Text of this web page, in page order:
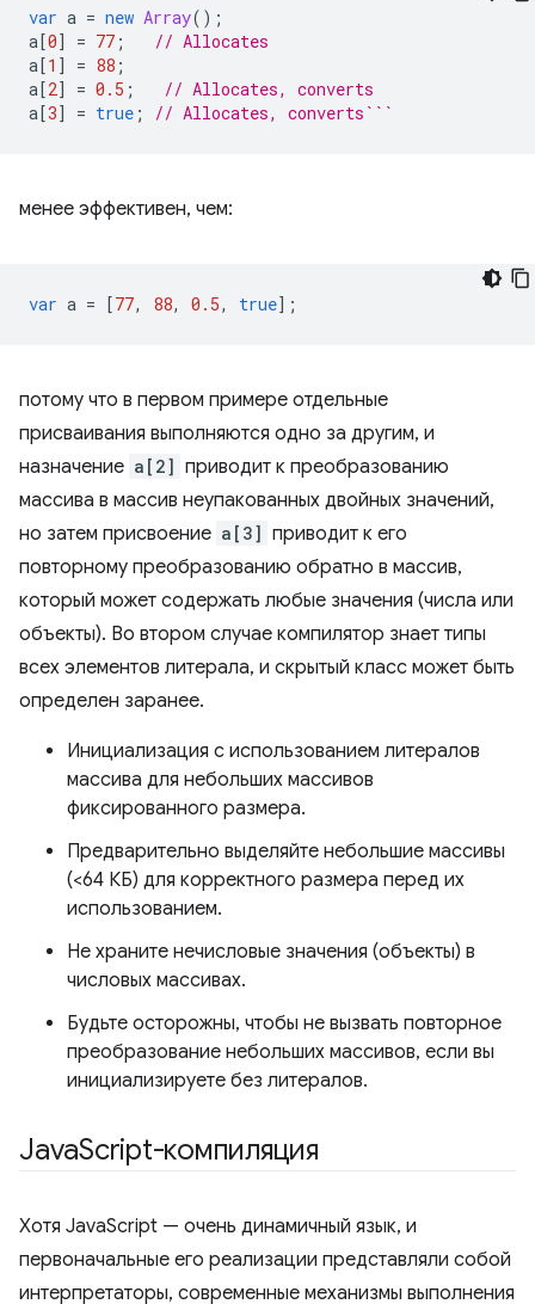
var a = new Array();
a[0] = 77 ;
// Allocates
a[1 ] = 88 ;
a[2] = 0.5 ;
// Allocates, converts
a[3] = true ; // Allocates, converts```
менее эффективен, чем:
var a = [77, 88, 0.5, true];
потому что в первом примере отдельные
присваивания выполняются одно за другим, и
назначение a[2] приводит к преобразованию
массива в массив неупакованных двойных значений,
но затем присвоение a[3] приводит к его
повторному преобразованию обратно в массив,
который может содержать любые значения (числа или
объекты). Во втором случае компилятор знает типы
всех элементов литерала, и скрытый класс может быть
определен заранее.
Инициализация с использованием литералов
массива для небольших массивов
фиксированного размера.
Предварительно выделяйте небольшие массивы
(<64 КБ) для корректного размера перед их
использованием.
Не храните нечисловые значения (объекты) в
числовых массивах.
Будьте осторожны, чтобы не вызвать повторное
преобразование небольших массивов, если вы
инициализируете без литералов.
JavaScript-компиляция
Хотя JavaScript — очень динамичный язык, и
первоначальные его реализации представляли собой
интерпретаторы, современные механизмы выполнения